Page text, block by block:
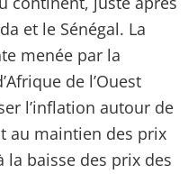
et le Sénégal. La
menée par la
de l’Ouest
l’inflation autour de
au maintien des prix
baisse des prix des